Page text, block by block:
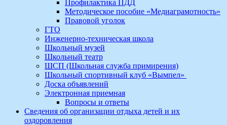
Профилактика ПДД
Методическое пособие «Медиаграмотность»
Правовой уголок
ГТО
Инженерно-техническая школа
Школьный музей
Школьный театр
ШСП (Школьная служба примирения)
Школьный спортивный клуб «Вымпел»
Доска объявлений
Электронная приемная
Вопросы и ответы
Сведения об организации отдыха детей и их
оздоровления